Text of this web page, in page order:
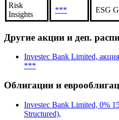
Risk
Insights
*** ESG
Другие акции и деп.
Investec Bank Limited,
***
Облигации и
Investec Bank Limited, 0%
Structured),